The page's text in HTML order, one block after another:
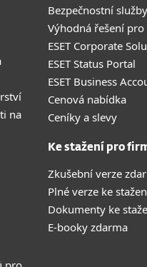
na
Bezpečnostní služby
Výhodná řešení
ESET Corporate
ESET Status Portal
ESET Business
Cenová nabídka
Ceníky a slevy
Ke stažení pro
Zkušební verze
Plné verze ke
Dokumenty ke
E-booky zdarma